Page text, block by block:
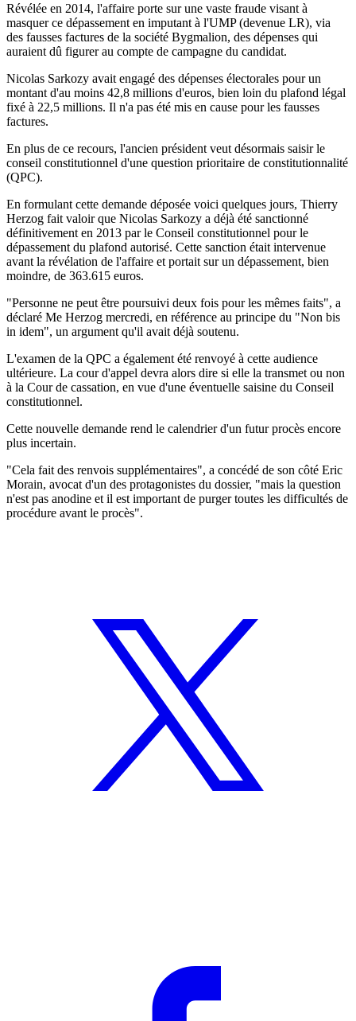
Révélée en 2014, l'affaire porte sur une vaste fraude visant à
masquer ce dépassement en imputant à l'UMP (devenue LR), via
des fausses factures de la société Bygmalion, des dépenses qui
auraient dû figurer au compte de campagne du candidat.
Nicolas Sarkozy avait engagé des dépenses électorales pour un
montant d'au moins 42,8 millions d'euros, bien loin du plafond légal
fixé à 22,5 millions. Il n'a pas été mis en cause pour les fausses
factures.
En plus de ce recours, l'ancien président veut désormais saisir le
conseil constitutionnel d'une question prioritaire de constitutionnalité
(QPC).
En formulant cette demande déposée voici quelques jours, Thierry
Herzog fait valoir que Nicolas Sarkozy a déjà été sanctionné
définitivement en 2013 par le Conseil constitutionnel pour le
dépassement du plafond autorisé. Cette sanction était intervenue
avant la révélation de l'affaire et portait sur un dépassement, bien
moindre, de 363.615 euros.
"Personne ne peut être poursuivi deux fois pour les mêmes faits", a
déclaré Me Herzog mercredi, en référence au principe du "Non bis
in idem", un argument qu'il avait déjà soutenu.
L'examen de la QPC a également été renvoyé à cette audience
ultérieure. La cour d'appel devra alors dire si elle la transmet ou non
à la Cour de cassation, en vue d'une éventuelle saisine du Conseil
constitutionnel.
Cette nouvelle demande rend le calendrier d'un futur procès encore
plus incertain.
"Cela fait des renvois supplémentaires", a concédé de son côté Eric
Morain, avocat d'un des protagonistes du dossier, "mais la question
n'est pas anodine et il est important de purger toutes les difficultés de
procédure avant le procès".